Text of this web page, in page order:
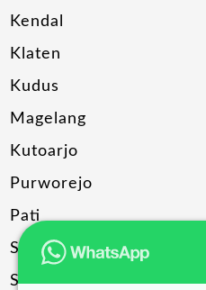
Kendal
Klaten
Kudus
Magelang
Kutoarjo
Purworejo
Pati
Sragen
Solo